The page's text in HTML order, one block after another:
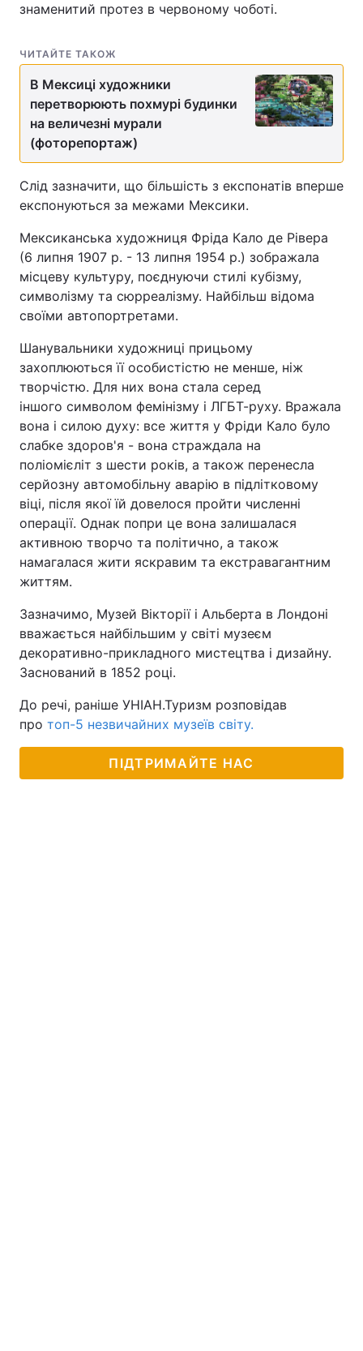
знаменитий протез в червоному чоботі.
ЧИТАЙТЕ ТАКОЖ
В Мексиці художники
перетворюють похмурі будинки
на величезні мурали
(фоторепортаж)
Слід зазначити, що більшість з експонатів вперше
експонуються за межами Мексики.
Мексиканська художниця Фріда Кало де Рівера
(6 липня 1907 р. - 13 липня 1954 р.) зображала
місцеву культуру, поєднуючи стилі кубізму,
символізму та сюрреалізму. Найбільш відома
своїми автопортретами.
Шанувальники художниці прицьому
захоплюються її особистістю не менше, ніж
творчістю. Для них вона стала серед
іншого символом фемінізму і ЛГБТ-руху. Вражала
вона і силою духу: все життя у Фріди Кало було
слабке здоров'я - вона страждала на
поліомієліт з шести років, а також перенесла
серйозну автомобільну аварію в підлітковому
віці, після якої їй довелося пройти численні
операції. Однак попри це вона залишалася
активною творчо та політично, а також
намагалася жити яскравим та екстравагантним
життям.
Зазначимо, Музей Вікторії і Альберта в Лондоні
вважається найбільшим у світі музеєм
декоративно-прикладного мистецтва і дизайну.
Заснований в 1852 році.
До речі, раніше УНІАН.Туризм розповідав
про топ-5 незвичайних музеїв світу.
ПІДТРИМАЙТЕ НАС